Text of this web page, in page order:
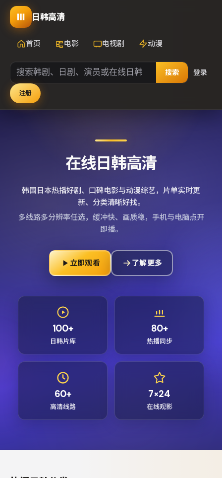
日韩高清
首页 电影 电视剧 动漫
搜索 登录
注册
在线日韩高清
韩国日本热播好剧、口碑电影与动漫综艺，片单实时更
新、分类清晰好找。
多线路多分辨率任选，缓冲快、画质稳，手机与电脑点开
即播。
立即观看 了解更多
100+
日韩片库
80+
热播同步
60+
高清线路
7×24
在线观影